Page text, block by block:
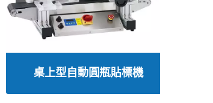
桌上型自動圓瓶貼標機